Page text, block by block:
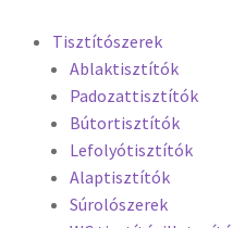
Tisztítószerek
Ablaktisztítók
Padozattisztítók
Bútortisztítók
Lefolyótisztítók
Alaptisztítók
Súrolószerek